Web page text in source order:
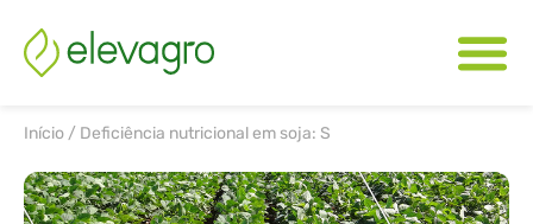
Início / Deficiência nutricional em soja: S